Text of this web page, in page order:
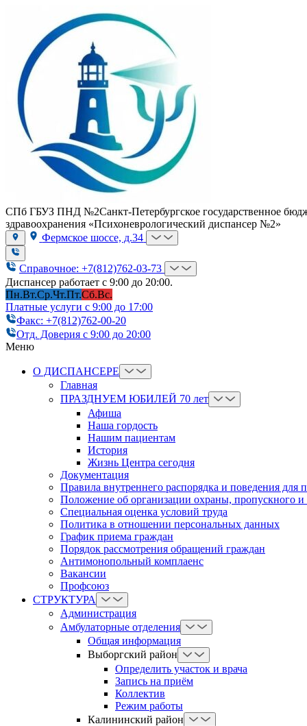
СПб ГБУЗ ПНД №2Санкт-Петербургское государственное
здравоохранения «Психоневрологический диспансер №2»
Фермское шоссе, д.34
Справочное: +7(812)762-03-73
Диспансер работает с 9:00 до 20:00.
Пн.Вт.Ср.Чт.Пт.Сб.Вс.
Платные услуги с 9:00 до 17:00
Факс: +7(812)762-00-20
Отд. Доверия с 9:00 до 20:00
Меню
О ДИСПАНСЕРЕ
Главная
ПРАЗДНУЕМ ЮБИЛЕЙ 70 лет
Афиша
Наша гордость
Нашим пациентам
История
Жизнь Центра сегодня
Документация
Правила внутреннего распорядка и поведения для
Положение об организации охраны, пропускного
Cпециальная оценка условий труда
Политика в отношении персональных данных
График приема граждан
Порядок рассмотрения обращений граждан
Антимонопольный комплаенс
Вакансии
Профсоюз
СТРУКТУРА
Администрация
Амбулаторные отделения
Общая информация
Выборгский район
Определить участок и врача
Запись на приём
Коллектив
Режим работы
Калининский район